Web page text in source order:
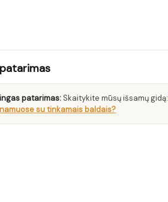
patarimas: Skaitykite mūsų išsamų gidą:
su tinkamais baldais?